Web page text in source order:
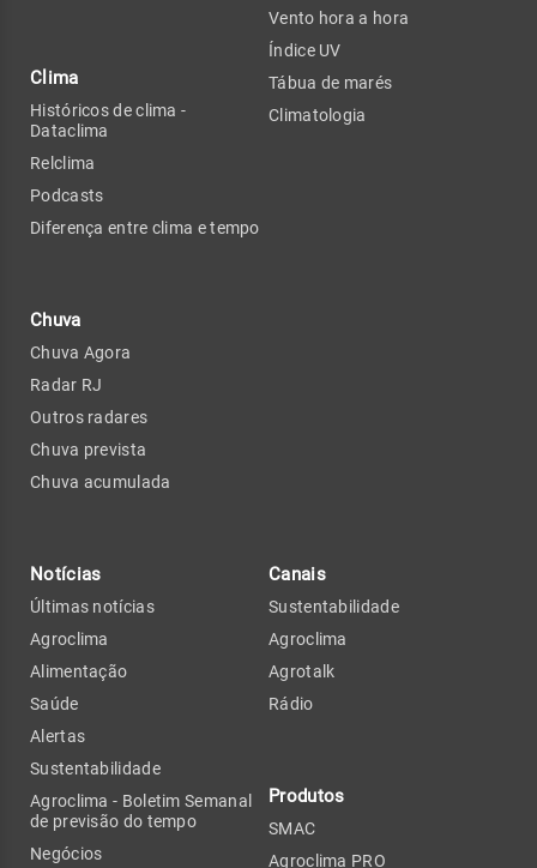
Clima
Históricos de clima -
Dataclima
Relclima
Podcasts
Diferença entre clima e tempo
Chuva
Chuva Agora
Radar RJ
Outros radares
Chuva prevista
Chuva acumulada
Vento hora a hora
Índice UV
Tábua de marés
Climatologia
Notícias
Últimas notícias
Agroclima
Alimentação
Saúde
Alertas
Sustentabilidade
Agroclima - Boletim Semanal
de previsão do tempo
Negócios
Canais
Sustentabilidade
Agroclima
Agrotalk
Rádio
Produtos
SMAC
Agroclima PRO